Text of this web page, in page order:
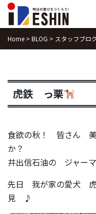
Skip
content
Home > BLOG > スタッフブロ
虎鉄 っ栗
食欲の秋！ 皆さん 美
か？
井出信石油の ジャー
先日 我が家の愛犬
見 ♪